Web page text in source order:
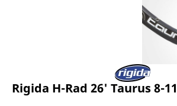
Rigida H-Rad 26' Taurus 8-